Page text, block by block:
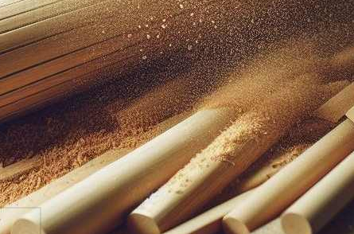
Belépés
Ha már regisztráltál egyszerűen lépj be!
BELÉPÉS